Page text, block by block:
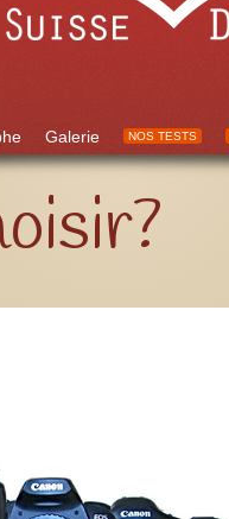
Galerie NOS TESTS